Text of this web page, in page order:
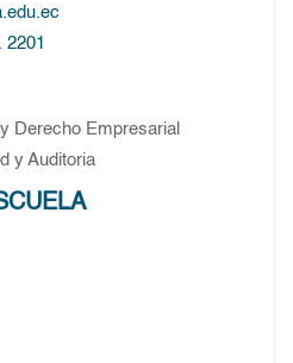
Derecho Empresarial
y Auditoria